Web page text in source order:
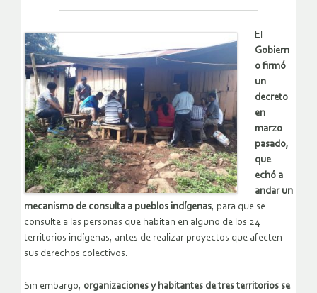
El
Gobiern
o firmó
un
decreto
en
marzo
pasado,
que
echó a
andar un
mecanismo de consulta a pueblos indígenas, para que se
consulte a las personas que habitan en alguno de los 24
territorios indígenas, antes de realizar proyectos que afecten
sus derechos colectivos.
Sin embargo, organizaciones y habitantes de tres territorios se